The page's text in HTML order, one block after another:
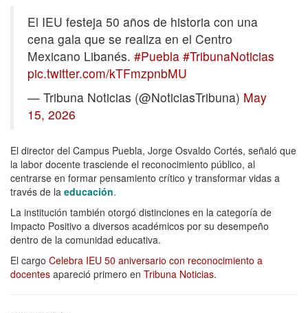
El IEU festeja 50 años de historia con una
cena gala que se realiza en el Centro
Mexicano Libanés. #Puebla #TribunaNoticias
pic.twitter.com/kTFmzpnbMU
— Tribuna Noticias (@NoticiasTribuna) May
15, 2026
El director del Campus Puebla, Jorge Osvaldo Cortés, señaló que
la labor docente trasciende el reconocimiento público, al
centrarse en formar pensamiento crítico y transformar vidas a
través de la educación.
La institución también otorgó distinciones en la categoría de
Impacto Positivo a diversos académicos por su desempeño
dentro de la comunidad educativa.
El cargo Celebra IEU 50 aniversario con reconocimiento a
docentes apareció primero en Tribuna Noticias.